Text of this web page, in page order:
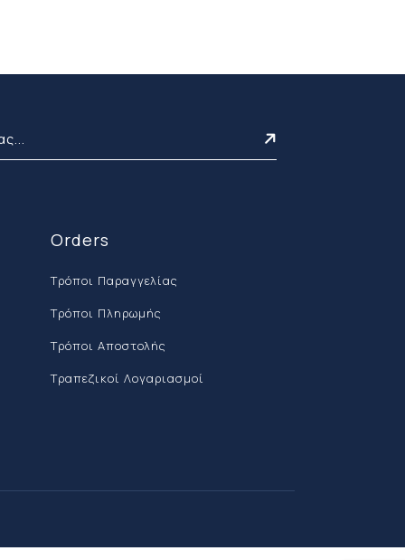
Orders
Τρόποι Παραγγελίας
Τρόποι Πληρωμής
Τρόποι Αποστολής
Τραπεζικοί Λογαριασμοί